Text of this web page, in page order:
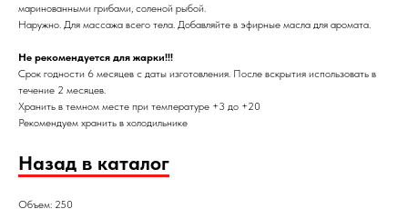
маринованными грибами, соленой рыбой.
Наружно. Для массажа всего тела. Добавляйте в эфирные масла для аромата.
Не рекомендуется для жарки!!!
Срок годности 6 месяцев с даты изготовления. После вскрытия использовать в
течение 2 месяцев.
Хранить в темном месте при температуре +3 до +20
Рекомендуем хранить в холодильнике
Назад в каталог
Объем: 250